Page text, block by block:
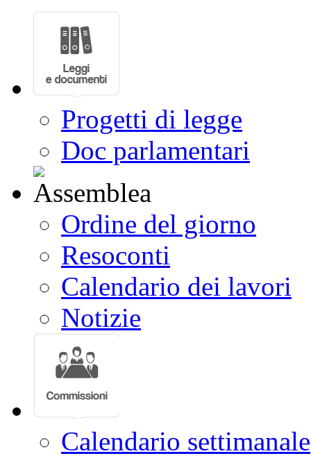
Progetti di legge
Doc parlamentari
Ordine del giorno
Resoconti
Calendario dei lavori
Notizie
Calendario settimanale